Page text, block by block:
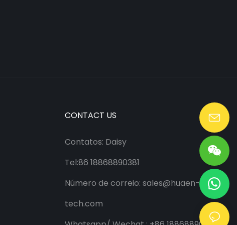
CONTACT US
Contatos: Daisy
Tel:86 18868890381
Número de correio: sales@huaen-
tech.com